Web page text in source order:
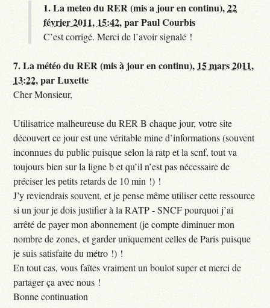
1.La meteo du RER (mis a jour en continu),22
février 2011, 15:42,parPaul Courbis
C’est corrigé. Merci de l’avoir signalé !
7.La météo du RER (mis à jour en continu), 15 mars 2011,
13:22,parLuxette
Cher Monsieur,
Utilisatrice malheureuse du RER B chaque jour, votre site
découvert ce jour est une véritable mine d’informations (souvent
inconnues du public puisque selon la ratp et la scnf, tout va
toujours bien sur la ligne b et qu’il n’est pas nécessaire de
préciser les petits retards de 10 min !) !
J’y reviendrais souvent, et je pense même utiliser cette ressource
si un jour je dois justifier à la RATP - SNCF pourquoi j’ai
arrêté de payer mon abonnement (je compte diminuer mon
nombre de zones, et garder uniquement celles de Paris puisque
je suis satisfaite du métro !) !
En tout cas, vous faîtes vraiment un boulot super et merci de
partager ça avec nous !
Bonne continuation